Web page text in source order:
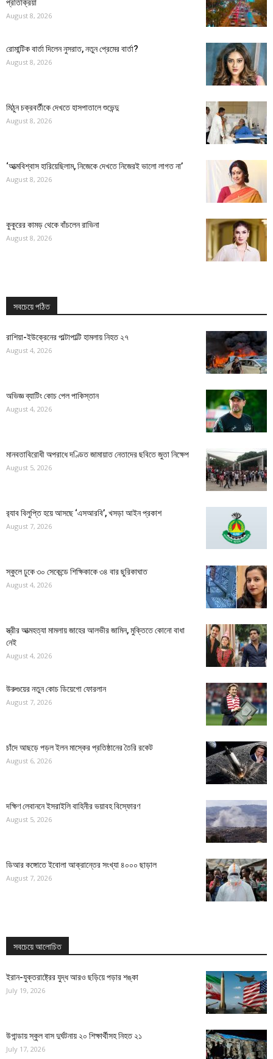
প্রতিক্রিয়া
August 8, 2026
রোমান্টিক বার্তা দিলেন নুসরাত, নতুন প্রেমের বার্তা?
August 8, 2026
মিঠুন চক্রবর্তীকে দেখতে হাসপাতালে শুভেন্দু
August 8, 2026
‘আত্মবিশ্বাস হারিয়েছিলাম, নিজেকে দেখতে নিজেরই ভালো লাগত না’
August 8, 2026
কুকুরের কামড় থেকে বাঁচলেন রাভিনা
August 8, 2026
সবচেয়ে পঠিত
রাশিয়া-ইউক্রেনের পাল্টাপাল্টি হামলায় নিহত ২৭
August 4, 2026
অভিজ্ঞ ব্যাটিং কোচ পেল পাকিস্তান
August 4, 2026
মানবতাবিরোধী অপরাধে দণ্ডিত জামায়াত নেতাদের ছবিতে জুতা নিক্ষেপ
August 5, 2026
র‍্যাব বিলুপ্তি হয়ে আসছে ‘এসআরবি’, খসড়া আইন প্রকাশ
August 7, 2026
স্কুলে ঢুকে ৩০ সেকেন্ডে শিক্ষিকাকে ৩৪ বার ছুরিকাঘাত
August 4, 2026
স্ত্রীর আত্মহত্যা মামলায় জাহের আলভীর জামিন, মুক্তিতে কোনো বাধা
নেই
August 4, 2026
উরুগুয়ের নতুন কোচ ডিয়েগো ফোরলান
August 7, 2026
চাঁদে আছড়ে পড়ল ইলন মাস্কের প্রতিষ্ঠানের তৈরি রকেট
August 6, 2026
দক্ষিণ লেবাননে ইসরাইলি বাহিনীর ভয়াবহ বিস্ফোরণ
August 5, 2026
ডিআর কঙ্গোতে ইবোলা আক্রান্তের সংখ্যা ৪০০০ ছাড়াল
August 7, 2026
সবচেয়ে আলোচিত
ইরান-যুক্তরাষ্ট্রের যুদ্ধ আরও ছড়িয়ে পড়ার শঙ্কা
July 19, 2026
উগান্ডায় স্কুল বাস দুর্ঘটনায় ২০ শিক্ষার্থীসহ নিহত ২১
July 17, 2026